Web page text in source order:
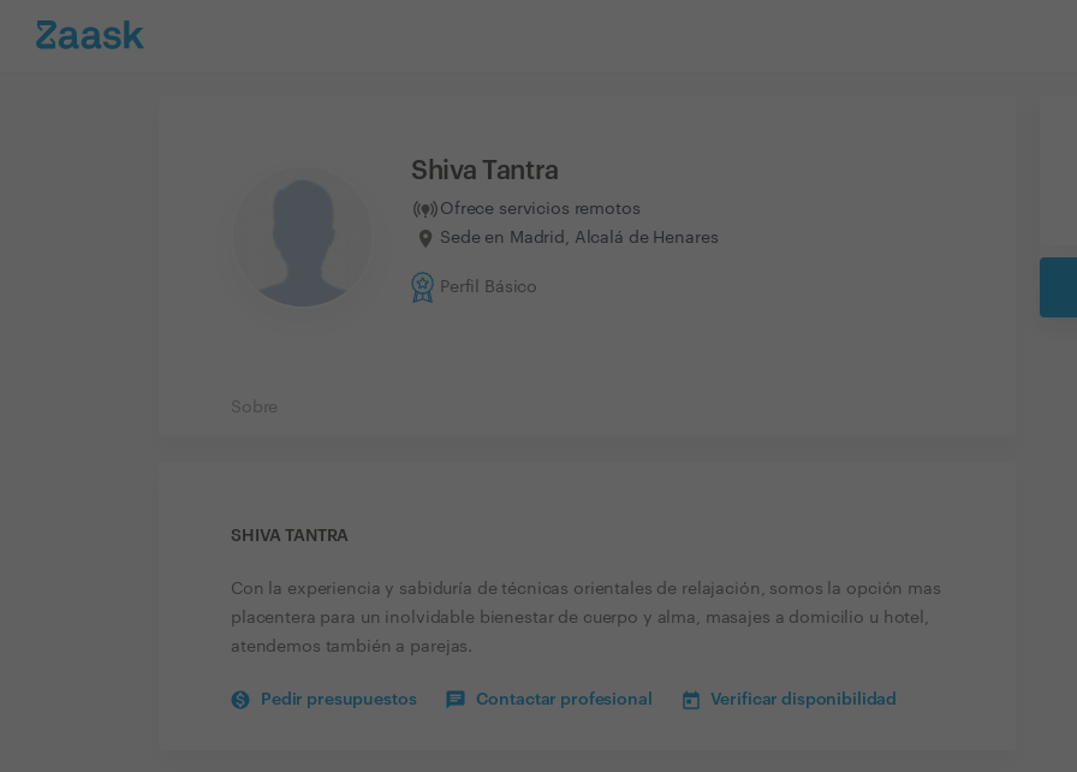
Shiva Tantra
Ofrece servicios remotos
Sede en Madrid, Alcalá de Henares
Perfil Básico
Sobre
SHIVA TANTRA
Con la experiencia y sabiduría de técnicas orientales de relajación, somos la opción mas
placentera para un inolvidable bienestar de cuerpo y alma, masajes a domicilio u hotel,
atendemos también a parejas.
Pedir presupuestos Contactar profesional Verificar disponibilidad